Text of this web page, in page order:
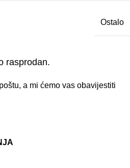
Ostalo
rasprodan.
a mi ćemo vas obavijestiti